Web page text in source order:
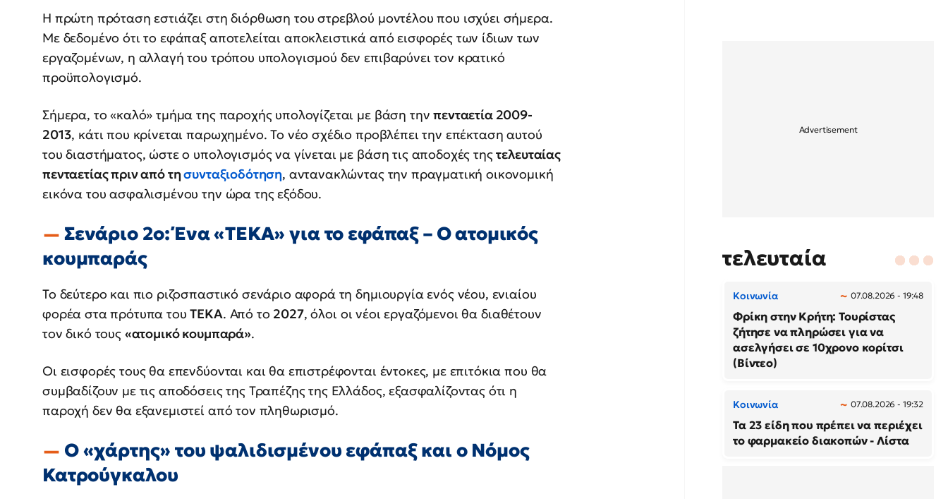
Η πρώτη πρόταση εστιάζει στη διόρθωση του στρεβλού μοντέλου που ισχύει σήμερα.
Με δεδομένο ότι το εφάπαξ αποτελείται αποκλειστικά από εισφορές των ίδιων των
εργαζομένων, η αλλαγή του τρόπου υπολογισμού δεν επιβαρύνει τον κρατικό
προϋπολογισμό.
Σήμερα, το «καλό» τμήμα της παροχής υπολογίζεται με βάση τηνπενταετία 2009-
2013, κάτι που κρίνεται παρωχημένο. Το νέο σχέδιο προβλέπει την επέκταση αυτού
του διαστήματος, ώστε ο υπολογισμός να γίνεται με βάση τις αποδοχές τηςτελευταίας
πενταετίας πριν από τησυνταξιοδότηση, αντανακλώντας την πραγματική οικονομική
εικόνα του ασφαλισμένου την ώρα της εξόδου.
Σενάριο 2ο: Ένα «ΤΕΚΑ» για το εφάπαξ – Ο ατομικός
κουμπαράς
Το δεύτερο και πιο ριζοσπαστικό σενάριο αφορά τη δημιουργία ενός νέου, ενιαίου
φορέα στα πρότυπα τουΤΕΚΑ. Από το 2027, όλοι οι νέοι εργαζόμενοι θα διαθέτουν
τον δικό τους «ατομικό κουμπαρά».
Οι εισφορές τους θα επενδύονται και θα επιστρέφονται έντοκες, με επιτόκια που θα
συμβαδίζουν με τις αποδόσεις της Τραπέζης της Ελλάδος, εξασφαλίζοντας ότι η
παροχή δεν θα εξανεμιστεί από τον πληθωρισμό.
Ο «χάρτης» του ψαλιδισμένου εφάπαξ και ο Νόμος
Κατρούγκαλου
τελευταία
Κοινωνία 07.08.2026 - 19:48
Φρίκη στην Κρήτη: Τουρίστας
ζήτησε να πληρώσει για να
ασελγήσει σε 10χρονο κορίτσι
(Βίντεο)
Κοινωνία 07.08.2026 - 19:32
Τα 23 είδη που πρέπει να περιέχει
το φαρμακείο διακοπών - Λίστα